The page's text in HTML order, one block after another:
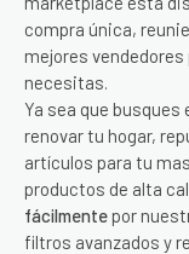
compra única,
mejores
necesitas.
Ya sea que
renovar tu hogar,
artículos para tu
productos de alta
fácilmente por
filtros avanzados y